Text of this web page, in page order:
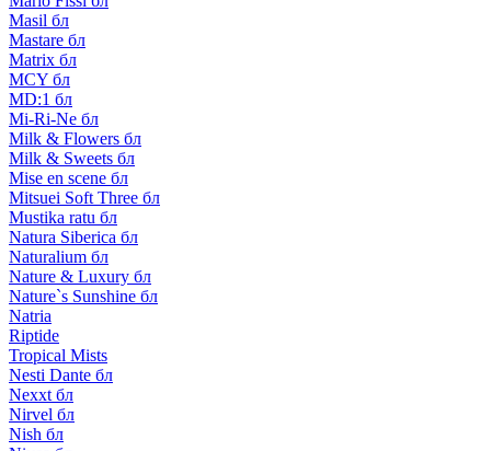
Masil бл
Mastare бл
Matrix бл
MCY бл
MD:1 бл
Mi-Ri-Ne бл
Milk & Flowers бл
Milk & Sweets бл
Mise en scene бл
Mitsuei Soft Three бл
Mustika ratu бл
Natura Siberica бл
Naturalium бл
Nature & Luxury бл
Nature`s Sunshine бл
Natria
Riptide
Tropical Mists
Nesti Dante бл
Nexxt бл
Nirvel бл
Nish бл